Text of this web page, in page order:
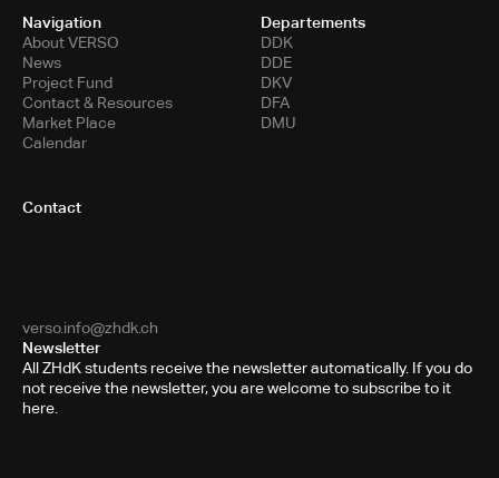
Navigation
About VERSO
News
Project Fund
Contact & Resources
Market Place
Calendar
Departements
DDK
DDE
DKV
DFA
DMU
Contact
verso.info@zhdk.ch
Newsletter
All ZHdK students receive the newsletter automatically. If you do
not receive the newsletter, you are welcome to subscribe to it
here.